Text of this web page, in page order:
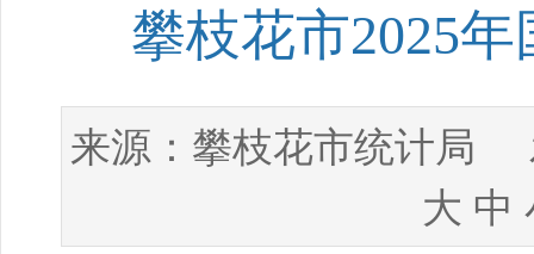
攀枝花市2025
来源： 攀枝花市统计局
大 中